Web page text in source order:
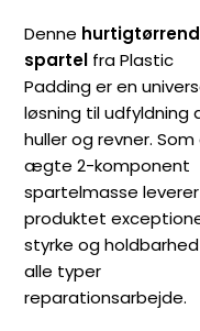
Denne
spartel fra Plastic
Padding er en
løsning til udfyldning
huller og revner. Som
ægte 2-komponent
spartelmasse leverer
produktet
styrke og
alle typer
reparationsarbejde.